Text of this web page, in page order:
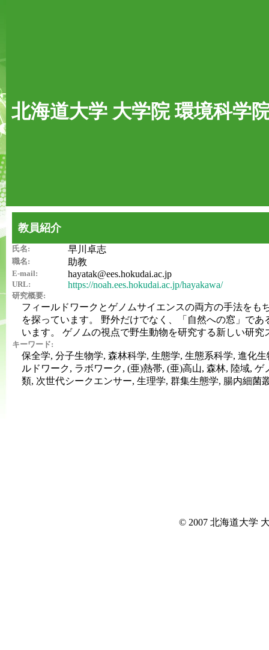
北海道大学 大学院 環境科学
教員紹介
氏名: 早川卓志
職名: 助教
E-mail: hayatak@ees.hokudai.ac.jp
URL: https://noah.ees.hokudai.ac.jp/hayakawa/
研究概要:
フィールドワークとゲノムサイエンスの両方の手法を
を探っています。 野外だけでなく、「自然への窓」で
います。 ゲノムの視点で野生動物を研究する新しい研
キーワード:
保全学, 分子生物学, 森林科学, 生態学, 生態系科学, 進化
ルドワーク, ラボワーク, (亜)熱帯, (亜)高山, 森林, 陸域,
類, 次世代シークエンサー, 生理学, 群集生態学, 腸内細菌
© 2007 北海道大学